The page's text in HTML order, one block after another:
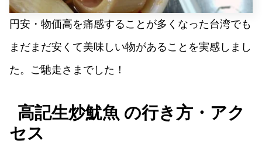
円安・物価高を痛感することが多くなった台湾でも
まだまだ安くて美味しい物があることを実感しまし
た。ご馳走さまでした！
高記生炒魷魚 の行き方・アク
セス